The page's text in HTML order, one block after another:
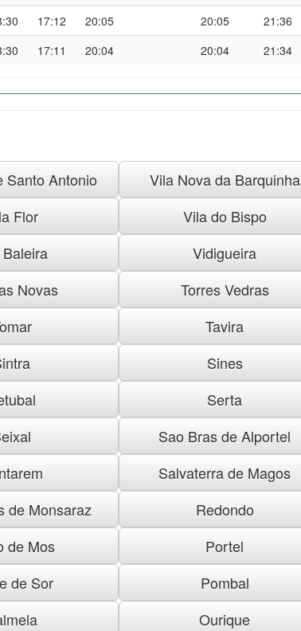
17:12 20:05 20:05
21:36
17:11 20:04 20:04 21:34
Santo Antonio
Vila Nova da Barquinha
Flor
Vila do Bispo
Vidigueira
Novas
Torres Vedras
Tavira
Sines
Serta
Sao Bras de Alportel
Salvaterra de Magos
de Monsaraz
Redondo
de Mos
Portel
de Sor
Pombal
Ourique